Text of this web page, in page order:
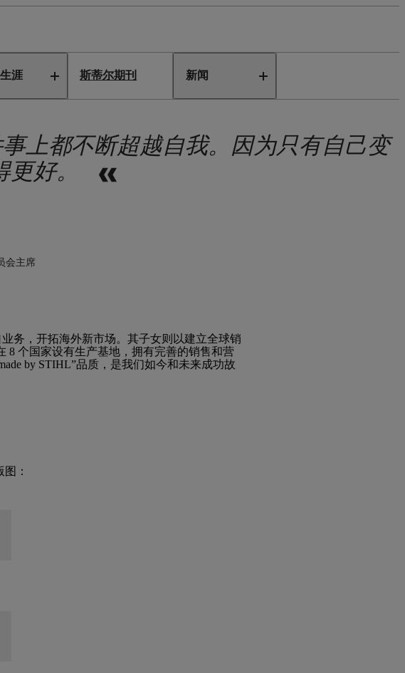
涯 斯蒂尔期刊 新闻
上都不断超越自我。因为只有自己变
好。
会主席
务，开拓海外新市场。其子女则以建立全球销
8 个国家设有生产基地，拥有完善的销售和营
by STIHL”品质，是我们如今和未来成功故
：